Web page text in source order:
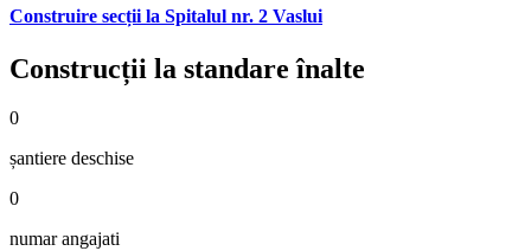
Construire secții la Spitalul nr. 2 Vaslui
Construcții la standare înalte
0
șantiere deschise
0
numar angajati